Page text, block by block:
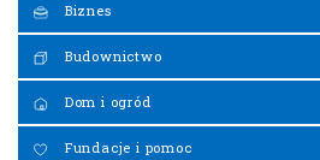
Biznes
Budownictwo
Dom i ogród
Fundacje i pomoc